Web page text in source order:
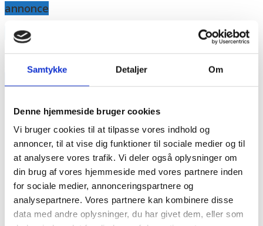
Samtykke Detaljer Om
Denne hjemmeside bruger cookies
Vi bruger cookies til at tilpasse vores indhold og
annoncer, til at vise dig funktioner til sociale medier og til
at analysere vores trafik. Vi deler også oplysninger om
din brug af vores hjemmeside med vores partnere inden
for sociale medier, annonceringspartnere og
analysepartnere. Vores partnere kan kombinere disse
data med andre oplysninger, du har givet dem, eller som
annonce
Like us
RAINBOW BUSINESS DENMARK